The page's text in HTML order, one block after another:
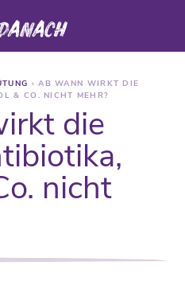
› AB WANN WIRKT DIE
& CO. NICHT MEHR?
die
nicht